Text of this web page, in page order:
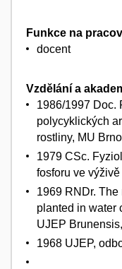
Funkce na
docent
Vzdělání a
1986/1997 Doc.
polycyklických
rostliny, MU Brno
1979 CSc.
fosforu ve
1969 RNDr.
planted in water
UJEP
1968 UJEP,